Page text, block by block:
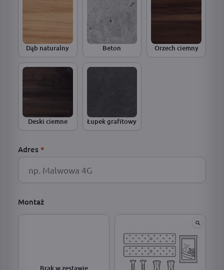
Dąb naturalny Beton Orzech ciemny
Deski ciemne Łupek grafitowy
Adres *
Montaż
Brak w zestawie